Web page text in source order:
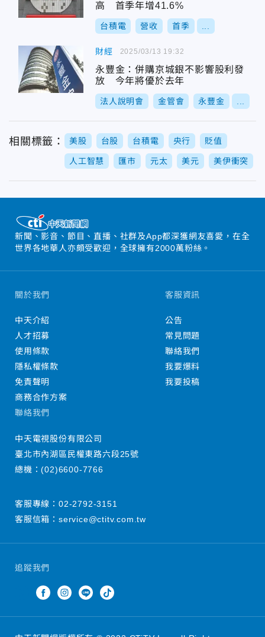
高 首季年增41.6%
台積電 營收 首季
財經
永豐金：併購京城銀不影響股利發
放 今年將優於去年
法人說明會 金管會 永豐金
2025/03/13 19:32
相關標籤： 美股 台股 台積電 央行 貶值
人工智慧 匯市 元太 美元 美伊衝突
新聞、影音、節目、直播、社群及App都深獲網友喜愛，在全
世界各地華人亦頗受歡迎，全球擁有2000萬粉絲。
追蹤我們
關於我們
中天介紹
人才招募
使用條款
隱私權條款
免責聲明
商務合作方案
客服資訊
公告
常見問題
聯絡我們
我要爆料
我要投稿
聯絡我們
中天電視股份有限公司
臺北市內湖區民權東路六段25號
總機：(02)6600-7766
客服專線： 02-2792-3151
客服信箱： service@ctitv.com.tw